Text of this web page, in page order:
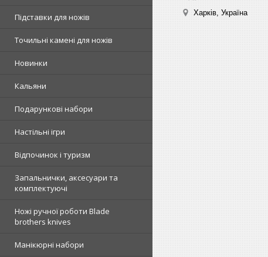
Підставки для ножів
Точильні камені для ножів
Новинки
Кальяни
Подарункові набори
Настільні ігри
Відпочинок і туризм
Запальнички, аксесуари та
комплектуючі
Ножі ручної роботи Blade
brothers knives
Манікюрні набори
Харків, Україна